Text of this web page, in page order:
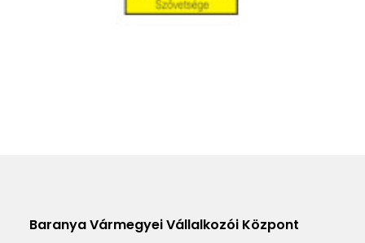
Baranya Vármegyei Vállalkozói Központ